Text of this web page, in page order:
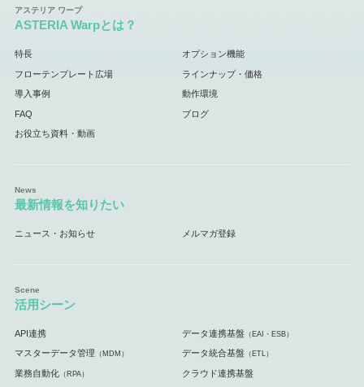
ASTERIA Warpとは？
特長 オプション機能
フローテンプレート広場 ラインナップ・価格
導入事例 動作環境
FAQ ブログ
お役立ち資料・動画
最新情報を知りたい
ニュース・お知らせ メルマガ登録
活用シーン
API連携 データ連携基盤 （EAI・ESB）
マスターデータ管理 （MDM） データ統合基盤 （ETL）
業務自動化（RPA） クラウド連携基盤